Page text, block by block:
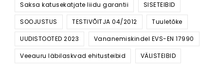
Saksa katusekatjate liidu garantii SISETEIBID
SOOJUSTUS TESTIVÕITJA 04/2012 Tuuletõke
UUDISTOOTED 2023 Vananemiskindel EVS-EN 17990
Veeauru läbilaskvad ehitusteibid VÄLISTEIBID